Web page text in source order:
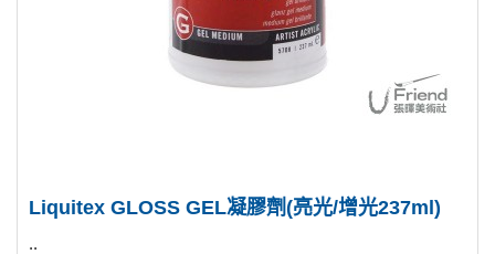
Liquitex GLOSS GEL凝膠劑(亮光/增光237ml)
..